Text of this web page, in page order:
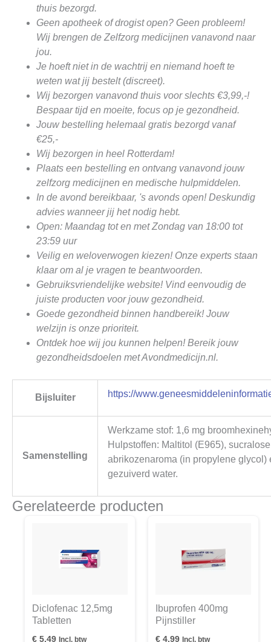
thuis bezorgd.
Geen apotheek of drogist open? Geen probleem!
Wij brengen de Zelfzorg medicijnen vanavond naar
jou.
Je hoeft niet in de wachtrij en niemand hoeft te
weten wat jij bestelt (discreet).
Wij bezorgen vanavond thuis voor slechts €3,99,-!
Bespaar tijd en moeite, focus op je gezondheid.
Jouw bestelling helemaal gratis bezorgd vanaf
€25,-
Wij bezorgen in heel Rotterdam!
Plaats een bestelling en ontvang vanavond jouw
zelfzorg medicijnen en medische hulpmiddelen.
In de avond bereikbaar, 's avonds open! Deskundig
advies wanneer jij het nodig hebt.
Open: Maandag tot en met Zondag van 18:00 tot
23:59 uur
Veilig en weloverwogen kiezen! Onze experts staan
klaar om al je vragen te beantwoorden.
Gebruiksvriendelijke website! Vind eenvoudig de
juiste producten voor jouw gezondheid.
Goede gezondheid binnen handbereik! Jouw
welzijn is onze prioriteit.
Ontdek hoe wij jou kunnen helpen! Bereik jouw
gezondheidsdoelen met Avondmedicijn.nl.
Bijsluiter https://
Samenstelling
Werkzame stof: 1,6 mg
Hulpstoffen: Maltitol (E965),
abrikozenaroma (in propylene glycol)
gezuiverd water.
Gerelateerde producten
Diclofenac 12,5mg
Tabletten
€ 5,49 Incl. btw
Ibuprofen 400mg
Pijnstiller
€ 4,99 Incl. btw